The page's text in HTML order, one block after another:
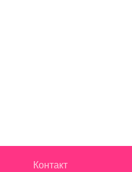
Контакт